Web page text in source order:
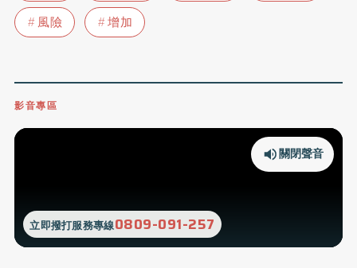
風險
增加
影音專區
立即撥打服務專線0809-091-257
關閉聲音